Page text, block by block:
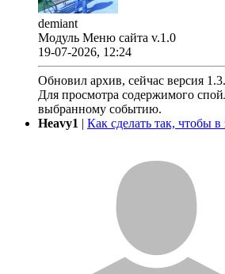
demiant
Модуль Меню сайта v.1.0
19-07-2026, 12:24
Обновил архив, сейчас версия
Для просмотра содержимого
выбранному событию.
Heavy1 | Как сделать так, чтобы